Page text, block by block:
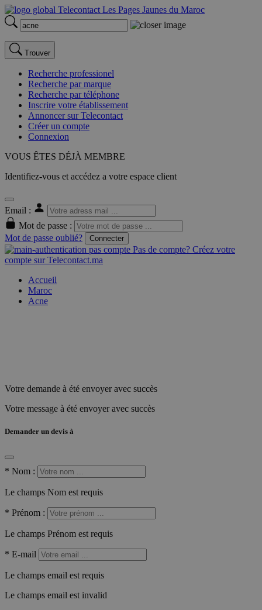
Trouver
Recherche professionel
Recherche par marque
Recherche par téléphone
Inscrire votre établissement
Annoncer sur Telecontact
Créer un compte
Connexion
VOUS ÊTES DÉJÀ MEMBRE
Identifiez-vous et accédez a votre espace client
Email :
Mot de passe :
Mot de passe oublié?
Connecter
Pas de compte? Créez votre
compte sur Telecontact.ma
Accueil
Maroc
Acne
Votre demande à été envoyer avec succès
Votre message à été envoyer avec succès
Demander un devis à
* Nom :
Le champs Nom est requis
* Prénom :
Le champs Prénom est requis
* E-mail
Le champs email est requis
Le champs email est invalid